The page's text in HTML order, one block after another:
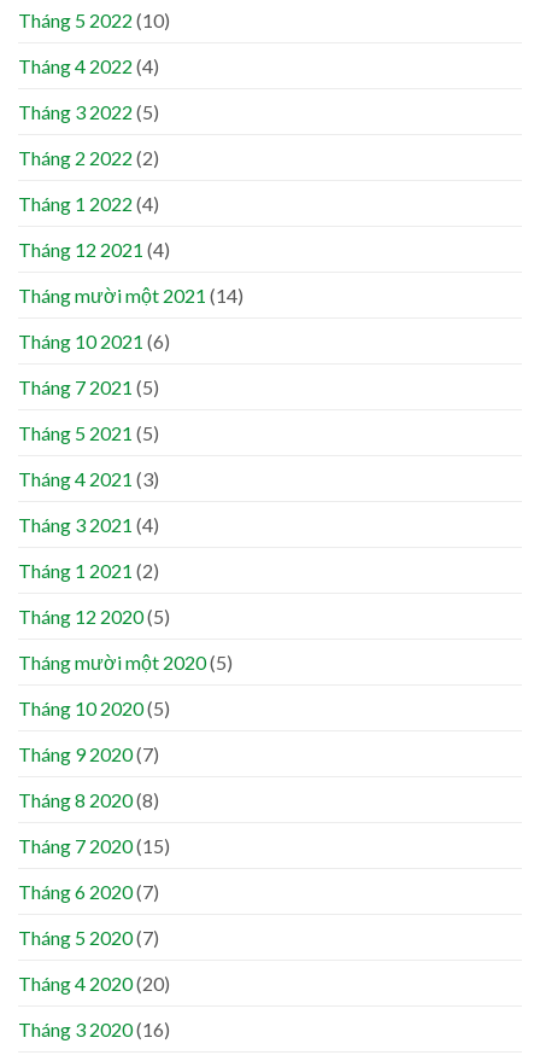
Tháng 5 2022 (10)
Tháng 4 2022 (4)
Tháng 3 2022 (5)
Tháng 2 2022 (2)
Tháng 1 2022 (4)
Tháng 12 2021 (4)
Tháng mười một 2021 (14)
Tháng 10 2021 (6)
Tháng 7 2021 (5)
Tháng 5 2021 (5)
Tháng 4 2021 (3)
Tháng 3 2021 (4)
Tháng 1 2021 (2)
Tháng 12 2020(5)
Tháng mười một 2020(5)
Tháng 10 2020(5)
Tháng 9 2020(7)
Tháng 8 2020(8)
Tháng 7 2020(15)
Tháng 6 2020(7)
Tháng 5 2020(7)
Tháng 4 2020(20)
Tháng 3 2020(16)